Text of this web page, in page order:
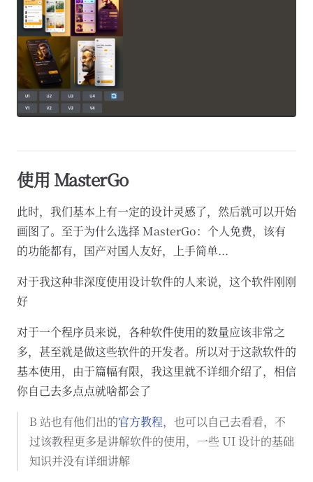
使用 MasterGo
此时，我们基本上有一定的设计灵感了，然后就可以开始
画图了。至于为什么选择 MasterGo：个人免费，该有
的功能都有，国产对国人友好，上手简单...
对于我这种非深度使用设计软件的人来说，这个软件刚刚
好
对于一个程序员来说，各种软件使用的数量应该非常之
多，甚至就是做这些软件的开发者。所以对于这款软件的
基本使用，由于篇幅有限，我这里就不详细介绍了，相信
你自己去多点点就啥都会了
B 站也有他们出的官方教程，也可以自己去看看，不
过该教程更多是讲解软件的使用，一些 UI 设计的基础
知识并没有详细讲解